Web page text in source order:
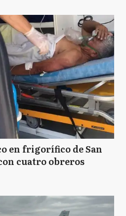
en frigorífico de San
cuatro obreros